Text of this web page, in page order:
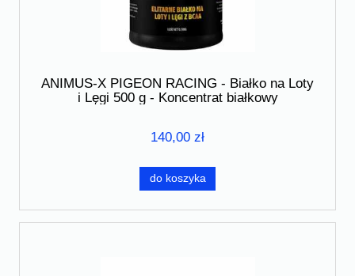
ANIMUS-X PIGEON RACING - Białko na Loty
i Lęgi 500 g - Koncentrat białkowy
140,00 zł
do koszyka